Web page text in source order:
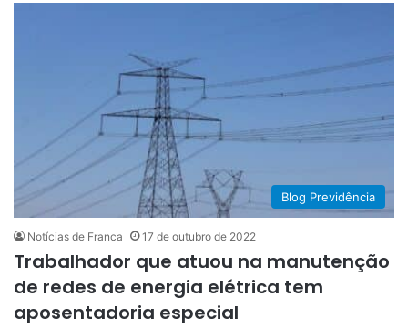
Blog Previdência
Notícias de Franca 17 de outubro de 2022
Trabalhador que atuou na manutenção
de redes de energia elétrica tem
aposentadoria especial